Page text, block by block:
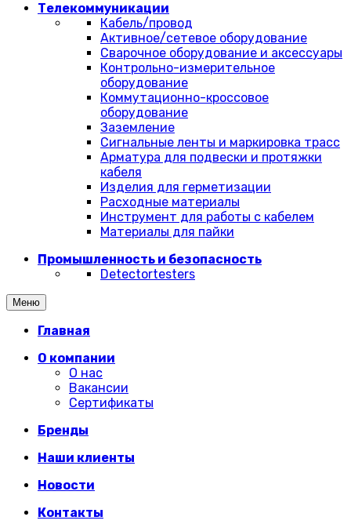
Телекоммуникации
Кабель/провод
Активное/сетевое оборудование
Сварочное оборудование и аксессуары
Контрольно-измерительное
оборудование
Коммутационно-кроссовое
оборудование
Заземление
Сигнальные ленты и маркировка трасс
Арматура для подвески и протяжки
кабеля
Изделия для герметизации
Расходные материалы
Инструмент для работы с кабелем
Материалы для пайки
Промышленность и безопасность
Detectortesters
Меню
Главная
О компании
О нас
Вакансии
Сертификаты
Бренды
Наши клиенты
Новости
Контакты